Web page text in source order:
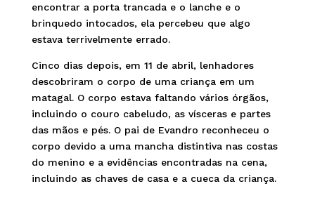
encontrar a porta trancada e o lanche e o
brinquedo intocados, ela percebeu que algo
estava terrivelmente errado.
Cinco dias depois, em 11 de abril, lenhadores
descobriram o corpo de uma criança em um
matagal. O corpo estava faltando vários órgãos,
incluindo o couro cabeludo, as vísceras e partes
das mãos e pés. O pai de Evandro reconheceu o
corpo devido a uma mancha distintiva nas costas
do menino e a evidências encontradas na cena,
incluindo as chaves de casa e a cueca da criança.